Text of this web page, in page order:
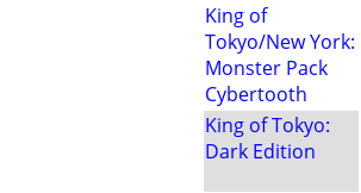
King of
Tokyo/New York:
Monster Pack
Cybertooth
King of Tokyo:
Dark Edition